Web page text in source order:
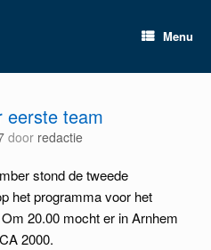
Menu
eerste team
door redactie
stond de tweede
het programma voor het
20.00 mocht er in Arnhem
2000.